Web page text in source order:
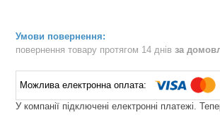
повернення товару протягом 14 днів за
У компанії підключені електронні платежі.